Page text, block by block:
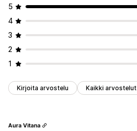
5
4
3
2
1
Kirjoita arvostelu Kaikki arvostelut
Aura Vitana